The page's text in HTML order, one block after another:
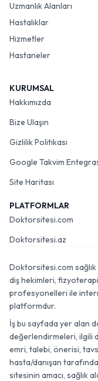
Uzmanlık Alanları
Hastalıklar
Hizmetler
Hastaneler
KURUMSAL
Hakkımızda
Bize Ulaşın
Gizlilik Politikası
Google Takvim
Site Haritası
PLATFORMLAR
Doktorsitesi.com
Doktorsitesi.az
Doktorsitesi.com
diş hekimleri,
profesyonelleri ile
platformdur.
İş bu sayfada yer alan
değerlendirmeleri, ilgili
emri, talebi, önerisi,
hasta/danışan
sitesinin amacı, sağlık